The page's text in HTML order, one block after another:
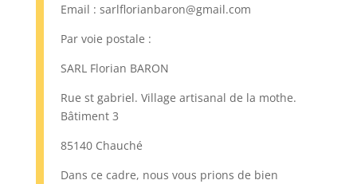
Email : sarlflorianbaron@gmail.com
Par voie postale :
SARL Florian BARON
Rue st gabriel. Village artisanal de la mothe.
Bâtiment 3
85140 Chauché
Dans ce cadre, nous vous prions de bien